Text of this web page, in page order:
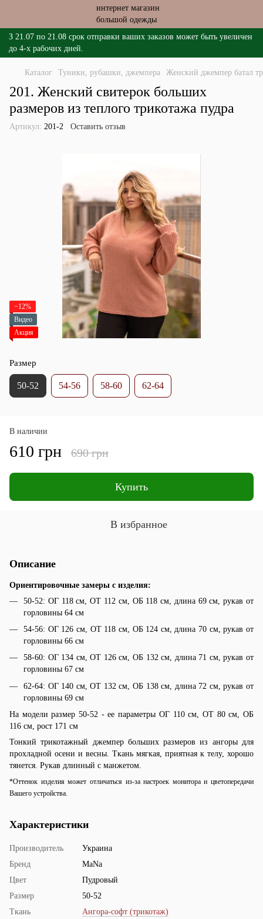
З 21.07 по 21.08 срок отправки ваших заказов может быть увеличен
до 4-х рабочих дней.
Каталог Туники, рубашки, джемпера Женский джемпер батал
201. Женский свитерок больших
размеров из теплого трикотажа пудра
Артикул: 201-2 Оставить отзыв
−12%
Видео
Акция
Размер
50-52 54-56 58-60 62-64
В наличии
610 грн 690 грн
Купить
В избранное
Описание
Ориентировочные замеры с изделия:
50-52: ОГ 118 см, ОТ 112 см, ОБ 118 см, длина 69 см, рукав от
горловины 64 см
54-56: ОГ 126 см, ОТ 118 см, ОБ 124 см, длина 70 см, рукав от
горловины 66 см
58-60: ОГ 134 см, ОТ 126 см, ОБ 132 см, длина 71 см, рукав от
горловины 67 см
62-64: ОГ 140 см, ОТ 132 см, ОБ 138 см, длина 72 см, рукав от
горловины 69 см
На модели размер 50-52 - ее параметры ОГ 110 см, ОТ 80 см, ОБ
116 см, рост 171 см
Тонкий трикотажный джемпер больших размеров из ангоры для
прохладной осени и весны. Ткань мягкая, приятная к телу, хорошо
тянется. Рукав длинный с манжетом.
*Оттенок изделия может отличаться из-за настроек монитора и цветопередачи
Вашего устройства.
Характеристики
Производитель
Украина
Бренд
MaNa
Цвет
Пудровый
Размер
50-52
Ткань
Ангора-софт (трикотаж)